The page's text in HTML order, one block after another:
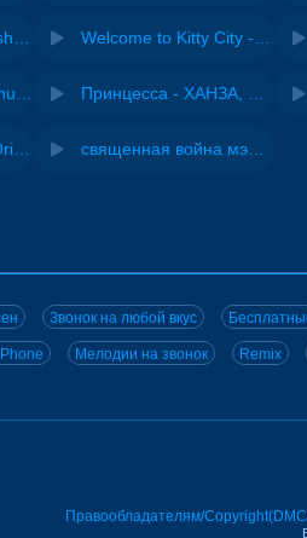
Звонок на любой вкус
Мелодии на звонок Remix
Правообладателям/